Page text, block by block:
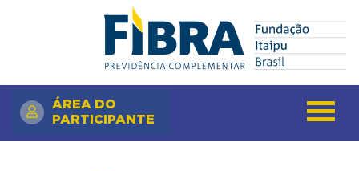
principal
ÁREA DO
PARTICIPANTE